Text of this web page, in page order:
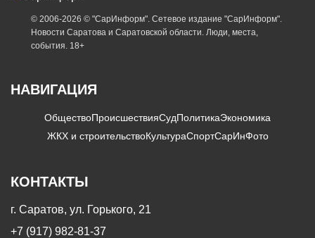
© 2006-2026 © "СарИнформ". Сетевое издание "СарИнформ".
Новости Саратова и Саратовской области. Люди, места,
события. 18+
НАВИГАЦИЯ
ОбществоПроисшествияСудПолитикаЭкономика
ЖКХ и строительствоКультураСпортСарИнФото
КОНТАКТЫ
г. Саратов, ул. Горького, 21
+7 (917) 982-81-37